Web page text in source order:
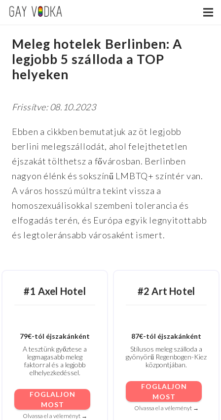
Meleg hotelek Berlinben: A
legjobb 5 szálloda a TOP
helyeken
Frissítve: 08.10.2023
Ebben a cikkben bemutatjuk az öt legjobb
berlini melegszállodát, ahol felejthetetlen
éjszakát tölthetsz a fővárosban. Berlinben
nagyon élénk és sokszínű LMBTQ+ színtér van.
A város hosszú múltra tekint vissza a
homoszexuálisokkal szembeni tolerancia és
elfogadás terén, és Európa egyik legnyitottabb
és legtoleránsabb városaként ismert.
#1 Axel Hotel
79€-tól éjszakánként
A tesztünk győztese a
legmagasabb meleg
faktorral és a legjobb
elhelyezkedéssel.
FOGLALJON
MOST
Olvassa el a véleményt →
#2 Art Hotel
87€-tól éjszakánként
Stílusos meleg szálloda a
gyönyörű Regenbogen-Kiez
központjában.
FOGLALJON
MOST
Olvassa el a véleményt →